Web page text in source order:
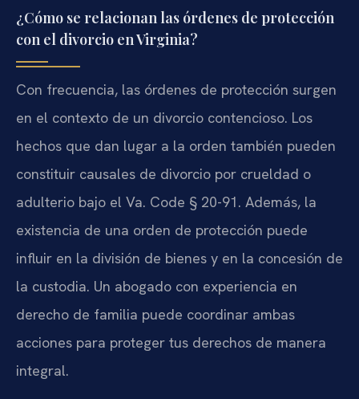
¿Cómo se relacionan las órdenes de protección
con el divorcio en Virginia?
Con frecuencia, las órdenes de protección surgen
en el contexto de un divorcio contencioso. Los
hechos que dan lugar a la orden también pueden
constituir causales de divorcio por crueldad o
adulterio bajo el Va. Code § 20-91. Además, la
existencia de una orden de protección puede
influir en la división de bienes y en la concesión de
la custodia. Un abogado con experiencia en
derecho de familia puede coordinar ambas
acciones para proteger tus derechos de manera
integral.